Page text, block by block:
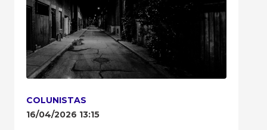
COLUNISTAS
16/04/2026 13:15